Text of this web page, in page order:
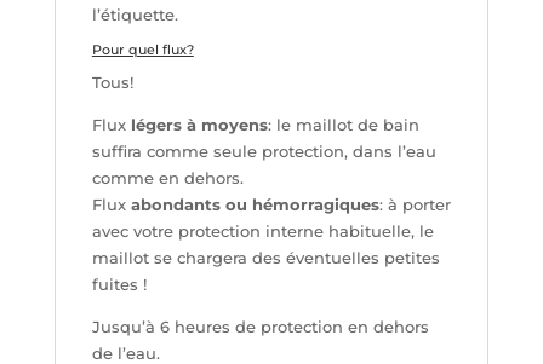
l’étiquette.
Pour quel flux?
Tous!
Flux légers à moyens: le maillot de bain
suffira comme seule protection, dans l’eau
comme en dehors.
Flux abondants ou hémorragiques: à porter
avec votre protection interne habituelle, le
maillot se chargera des éventuelles petites
fuites !
Jusqu’à 6 heures de protection en dehors
de l’eau.